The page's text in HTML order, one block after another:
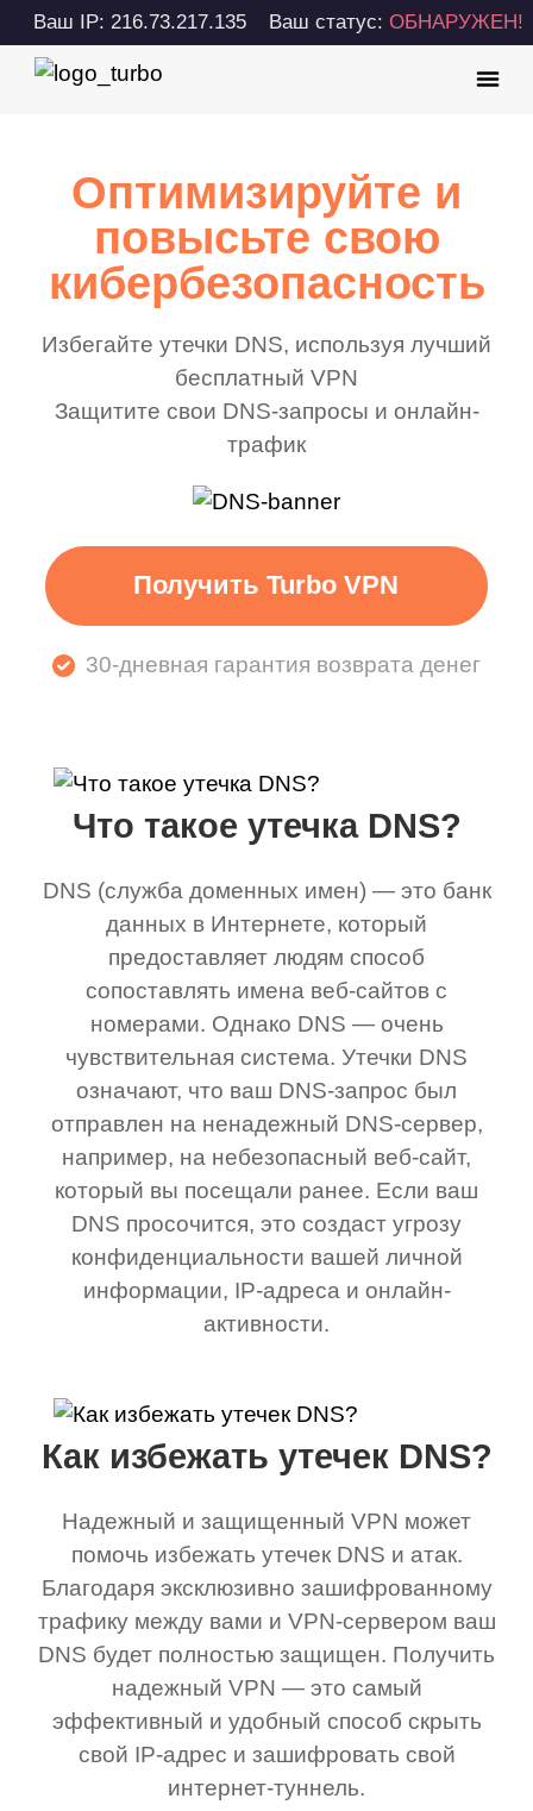
Ваш IP: 216.73.217.135 Ваш статус: ОБНАРУЖЕН!
Оптимизируйте и
повысьте свою
кибербезопасность
Избегайте утечки DNS, используя лучший
бесплатный VPN
Защитите свои DNS-запросы и онлайн-
трафик
Получить Turbo VPN
30-дневная гарантия возврата денег
Что такое утечка DNS?
DNS (служба доменных имен) — это банк
данных в Интернете, который
предоставляет людям способ
сопоставлять имена веб-сайтов с
номерами. Однако DNS — очень
чувствительная система. Утечки DNS
означают, что ваш DNS-запрос был
отправлен на ненадежный DNS-сервер,
например, на небезопасный веб-сайт,
который вы посещали ранее. Если ваш
DNS просочится, это создаст угрозу
конфиденциальности вашей личной
информации, IP-адреса и онлайн-
активности.
Как избежать утечек DNS?
Надежный и защищенный VPN может
помочь избежать утечек DNS и атак.
Благодаря эксклюзивно зашифрованному
трафику между вами и VPN-сервером ваш
DNS будет полностью защищен. Получить
надежный VPN — это самый
эффективный и удобный способ скрыть
свой IP-адрес и зашифровать свой
интернет-туннель.